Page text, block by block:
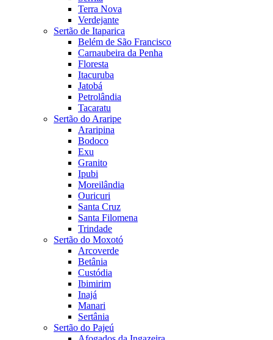
Terra Nova
Verdejante
Sertão de Itaparica
Belém de São Francisco
Carnaubeira da Penha
Floresta
Itacuruba
Jatobá
Petrolândia
Tacaratu
Sertão do Araripe
Araripina
Bodoco
Exu
Granito
Ipubi
Moreilândia
Ouricuri
Santa Cruz
Santa Filomena
Trindade
Sertão do Moxotó
Arcoverde
Betânia
Custódia
Ibimirim
Inajá
Manari
Sertânia
Sertão do Pajeú